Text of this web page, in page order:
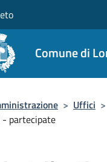
Comune di
> Uffici >
partecipate